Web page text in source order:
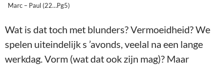
Marc – Paul (22…Pg5)
Wat is dat toch met blunders? Vermoeidheid? We
spelen uiteindelijk s ’avonds, veelal na een lange
werkdag. Vorm (wat dat ook zijn mag)? Maar